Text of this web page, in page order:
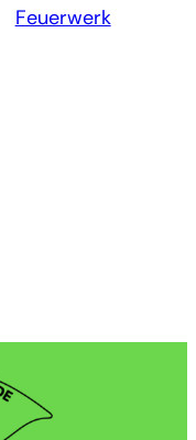
Feuerwerk